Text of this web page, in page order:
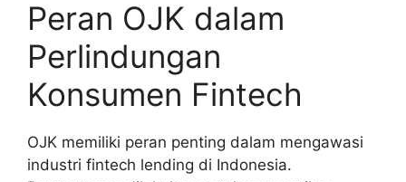
Peran OJK dalam
Perlindungan
Konsumen Fintech
OJK memiliki peran penting dalam mengawasi
industri fintech lending di Indonesia.